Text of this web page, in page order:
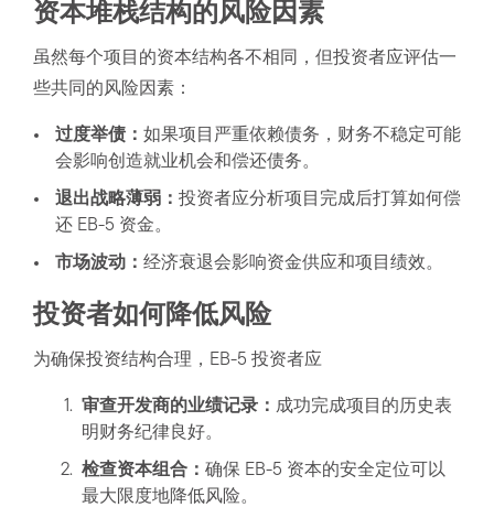
资本堆栈结构的风险因素
虽然每个项目的资本结构各不相同，但投资者应评估一
些共同的风险因素：
过度举债： 如果项目严重依赖债务，财务不稳定可能
会影响创造就业机会和偿还债务。
退出战略薄弱： 投资者应分析项目完成后打算如何偿
还 EB-5 资金。
市场波动： 经济衰退会影响资金供应和项目绩效。
投资者如何降低风险
为确保投资结构合理，EB-5 投资者应
审查开发商的业绩记录： 成功完成项目的历史表
明财务纪律良好。
检查资本组合： 确保 EB-5 资本的安全定位可以
最大限度地降低风险。